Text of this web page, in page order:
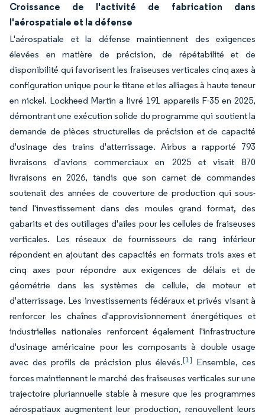
Croissance de l'activité de fabrication dans
l'aérospatiale et la défense
L'aérospatiale et la défense maintiennent des exigences
élevées en matière de précision, de répétabilité et de
disponibilité qui favorisent les fraiseuses verticales cinq axes à
configuration unique pour le titane et les alliages à haute teneur
en nickel. Lockheed Martin a livré 191 appareils F-35 en 2025,
démontrant une exécution solide du programme qui soutient la
demande de pièces structurelles de précision et de capacité
d'usinage des trains d'atterrissage. Airbus a rapporté 793
livraisons d'avions commerciaux en 2025 et visait 870
livraisons en 2026, tandis que son carnet de commandes
soutenait des années de couverture de production qui sous-
tend l'investissement dans des moules grand format, des
gabarits et des outillages d'ailes pour les cellules de fraiseuses
verticales. Les réseaux de fournisseurs de rang inférieur
répondent en ajoutant des capacités en formats trois axes et
cinq axes pour répondre aux exigences de délais et de
géométrie dans les systèmes de cellule, de moteur et
d'atterrissage. Les investissements fédéraux et privés visant à
renforcer les chaînes d'approvisionnement énergétiques et
industrielles nationales renforcent également l'infrastructure
d'usinage américaine pour les composants à double usage
avec des profils de précision plus élevés.[1] Ensemble, ces
forces maintiennent le marché des fraiseuses verticales sur une
trajectoire pluriannuelle stable à mesure que les programmes
aérospatiaux augmentent leur production, renouvellent leurs